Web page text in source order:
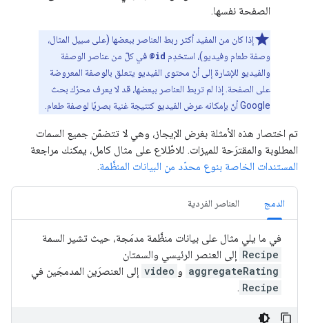
الصفحة نفسها.
إذا كان من المفيد أكثر ربط العناصر ببعضها (على سبيل المثال،
وصفة طعام وفيديو)، استخدِم @id في كلّ من عناصر الوصفة
والفيديو للإشارة إلى أنّ محتوى الفيديو يتعلق بالوصفة المعروضة
على الصفحة. إذا لم تربط العناصر ببعضها، قد لا يعرف محرّك بحث
Google أنّ بإمكانه عرض الفيديو كنتيجة غنية بصريًا لوصفة طعام.
تم اختصار هذه الأمثلة بغرض الإيجاز، وهي لا تتضمّن جميع السمات
المطلوبة والمقترَحة للميزات. للاطّلاع على مثال كامل، يمكنك مراجعة
المستندات الخاصة بنوع محدّد من البيانات المنظَّمة.
الدمج العناصر الفردية
في ما يلي مثال على بيانات منظَّمة مدمَجة، حيث تشير السمة
Recipe إلى العنصر الرئيسي والسمتان
aggregateRating و video إلى العنصرَين المدمجَين في
Recipe
.